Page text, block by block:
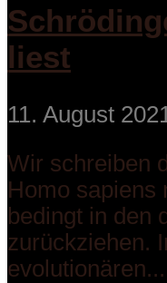
liest
11. August
Wir schreiben
Homo sapiens
bedingt in den
zurückziehen.
evolutionären...